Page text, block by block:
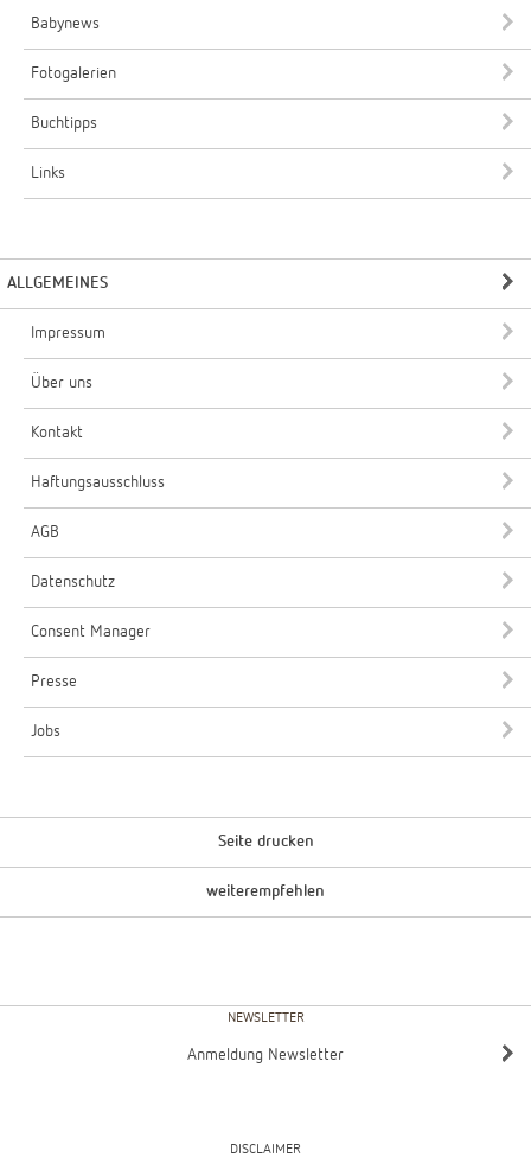
Babynews
Fotogalerien
Buchtipps
Links
ALLGEMEINES
Impressum
Über uns
Kontakt
Haftungsausschluss
AGB
Datenschutz
Consent Manager
Presse
Jobs
Seite drucken
weiterempfehlen
NEWSLETTER
Anmeldung Newsletter
DISCLAIMER